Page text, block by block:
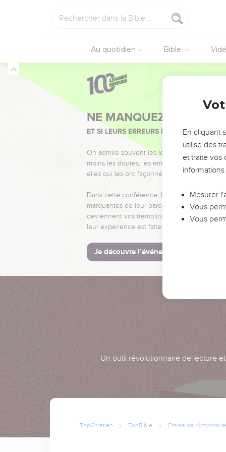
Au quotidien Bible
NE MANQUEZ PAS
ET SI LEURS ERREURS POUVAIENT VOUS
On admire souvent les leaders pour leurs
moins les doutes, les erreurs et les saisons
elles qui les ont façonnés.
Dans cette conférence, leaders,
marquantes de leur parcours et les clés
deviennent vos tremplins. Que vous
leur expérience est faite pour vous.
Je découvre l’événement
Un outil révolutionnaire de lecture
TopChrétien TopBible Entrée de dictionnaire
En cliquant
utilise des
et traite vos
Mesurer
Vous
Vous